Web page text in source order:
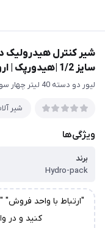
سایز 1/2 |هیدورپک | اروپایی
لیور دو دسته 40 لیتر چهار سوراخ 1/2 هیدورپک | اروپایی
شیر
ویژگی‌ها
برند
Hydro-pack
"ارتباط با واحد
کنید و در